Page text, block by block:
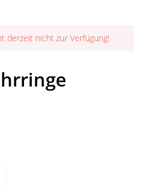
derzeit nicht zur Verfügung!